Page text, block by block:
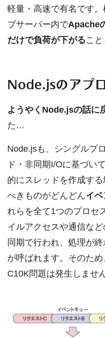
軽量・高速で有名です
ブサーバー内でApache
だけで負荷が下がること
Node.jsのアプ
ようやくNode.jsの話に
た…
Node.jsも、シングルプ
ド・非同期I/Oに基づい
的にスレッドを作成す
べきものがどんどんイ
れらを全て1つのプロセ
イルアクセスや通信な
同期で行われ、処理が
が呼ばれます。そのため
C10K問題は発生しません